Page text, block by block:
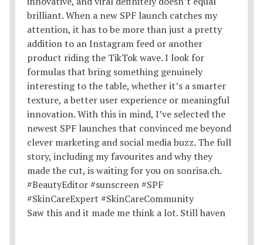
Saw this and it made me think a lot. Still haven